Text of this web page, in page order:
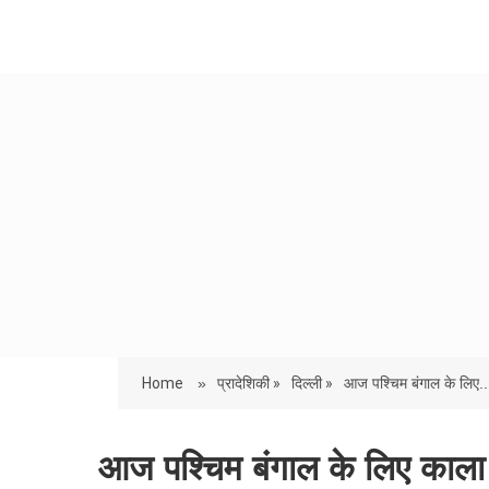
Home » प्रादेशिकी » दिल्ली » आज पश्चिम बंगाल के
आज पश्चिम बंगाल के लिए